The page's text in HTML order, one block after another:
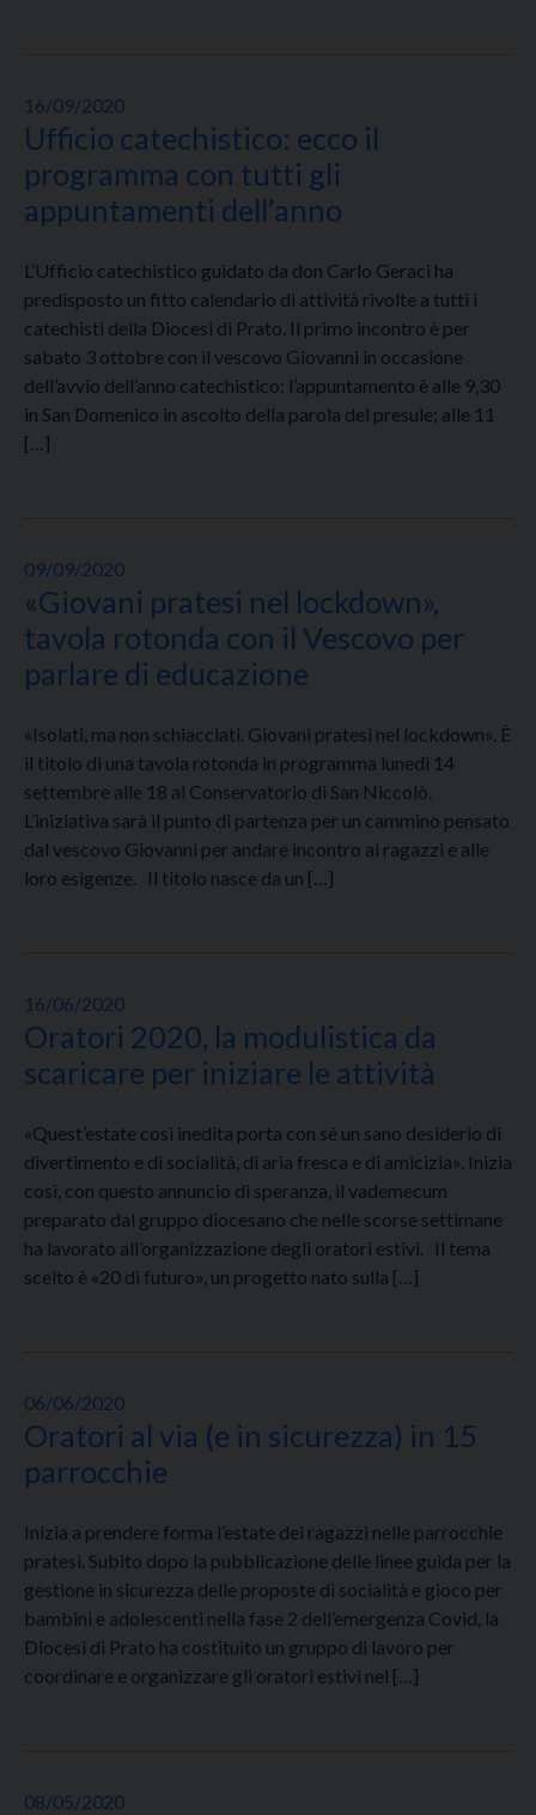
16/09/2020
Ufficio catechistico: ecco il
programma con tutti gli
appuntamenti dell’anno
L’Ufficio catechistico guidato da don Carlo Geraci ha
predisposto un fitto calendario di attività rivolte a tutti i
catechisti della Diocesi di Prato. Il primo incontro è per
sabato 3 ottobre con il vescovo Giovanni in occasione
dell’avvio dell’anno catechistico: l’appuntamento è alle 9,30
in San Domenico in ascolto della parola del presule; alle 11
[…]
09/09/2020
«Giovani pratesi nel lockdown»,
tavola rotonda con il Vescovo per
parlare di educazione
«Isolati, ma non schiacciati. Giovani pratesi nel lockdown». È
il titolo di una tavola rotonda in programma lunedì 14
settembre alle 18 al Conservatorio di San Niccolò.
L’iniziativa sarà il punto di partenza per un cammino pensato
dal vescovo Giovanni per andare incontro ai ragazzi e alle
loro esigenze. Il titolo nasce da un […]
16/06/2020
Oratori 2020, la modulistica da
scaricare per iniziare le attività
«Quest’estate così inedita porta con sé un sano desiderio di
divertimento e di socialità, di aria fresca e di amicizia». Inizia
così, con questo annuncio di speranza, il vademecum
preparato dal gruppo diocesano che nelle scorse settimane
ha lavorato all’organizzazione degli oratori estivi. Il tema
scelto è «20 di futuro», un progetto nato sulla […]
06/06/2020
Oratori al via (e in sicurezza) in 15
parrocchie
Inizia a prendere forma l’estate dei ragazzi nelle parrocchie
pratesi. Subito dopo la pubblicazione delle linee guida per la
gestione in sicurezza delle proposte di socialità e gioco per
bambini e adolescenti nella fase 2 dell’emergenza Covid, la
Diocesi di Prato ha costituito un gruppo di lavoro per
coordinare e organizzare gli oratori estivi nel […]
08/05/2020